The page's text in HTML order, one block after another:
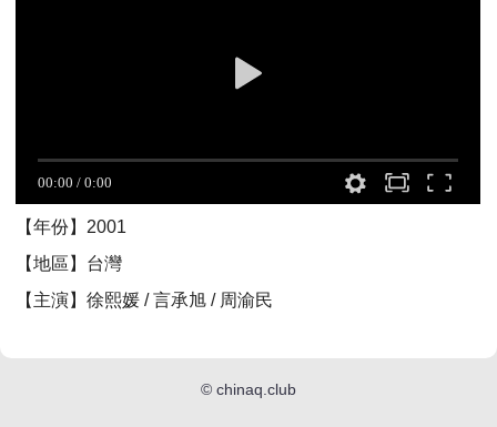
【年份】2001
【地區】台灣
【主演】徐熙媛 / 言承旭 / 周渝民
© chinaq.club